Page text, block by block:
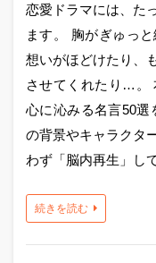
恋愛ドラマには、た
ます。 胸がぎゅっ
想いがほどけたり、
させてくれたり…。
心に沁みる名言50選
の背景やキャラクタ
わず「脳内再生」し
続きを読む